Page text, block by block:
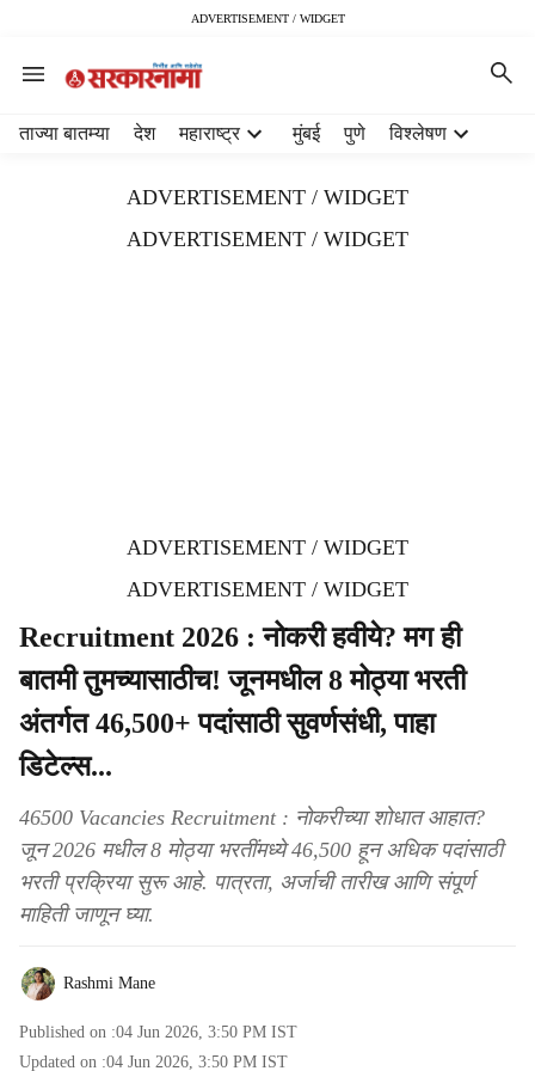
ADVERTISEMENT / WIDGET
ताज्या बातम्या देश महाराष्ट्र मुंबई पुणे विश्लेषण
ADVERTISEMENT / WIDGET
ADVERTISEMENT / WIDGET
ADVERTISEMENT / WIDGET
ADVERTISEMENT / WIDGET
Recruitment 2026 : नोकरी हवीये? मग ही
बातमी तुमच्यासाठीच! जूनमधील 8 मोठ्या भरती
अंतर्गत 46,500+ पदांसाठी सुवर्णसंधी, पाहा
डिटेल्स...
46500 Vacancies Recruitment : नोकरीच्या शोधात आहात?
जून 2026 मधील 8 मोठ्या भरतींमध्ये 46,500 हून अधिक पदांसाठी
भरती प्रक्रिया सुरू आहे. पात्रता, अर्जाची तारीख आणि संपूर्ण
माहिती जाणून घ्या.
Rashmi Mane
Published on :04 Jun 2026, 3:50 PM IST
Updated on :04 Jun 2026, 3:50 PM IST